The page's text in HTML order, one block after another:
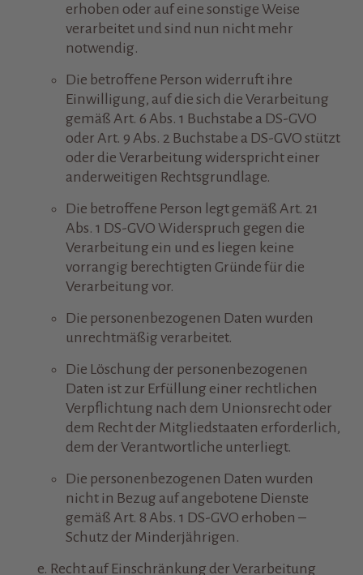
erhoben oder auf eine sonstige Weise
verarbeitet und sind nun nicht mehr
notwendig.
Die betroffene Person widerruft ihre
Einwilligung, auf die sich die Verarbeitung
gemäß Art. 6 Abs. 1 Buchstabe a DS-GVO
oder Art. 9 Abs. 2 Buchstabe a DS-GVO stützt
oder die Verarbeitung widerspricht einer
anderweitigen Rechtsgrundlage.
Die betroffene Person legt gemäß Art. 21
Abs. 1 DS-GVO Widerspruch gegen die
Verarbeitung ein und es liegen keine
vorrangig berechtigten Gründe für die
Verarbeitung vor.
Die personenbezogenen Daten wurden
unrechtmäßig verarbeitet.
Die Löschung der personenbezogenen
Daten ist zur Erfüllung einer rechtlichen
Verpflichtung nach dem Unionsrecht oder
dem Recht der Mitgliedstaaten erforderlich,
dem der Verantwortliche unterliegt.
Die personenbezogenen Daten wurden
nicht in Bezug auf angebotene Dienste
gemäß Art. 8 Abs. 1 DS-GVO erhoben –
Schutz der Minderjährigen.
​Recht auf Einschränkung der Verarbeitung